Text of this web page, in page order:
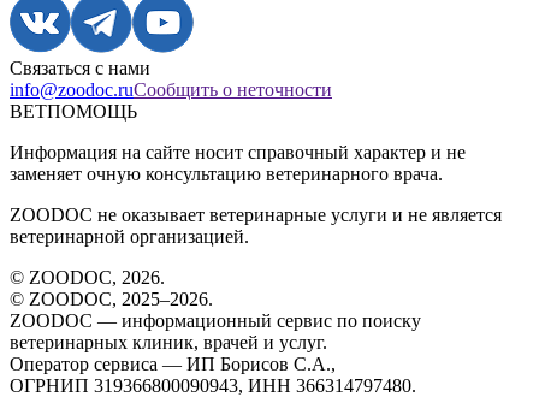
Связаться с нами
info@zoodoc.ruСообщить о неточности
ВЕТПОМОЩЬ
Информация на сайте носит справочный характер и не
заменяет очную консультацию ветеринарного врача.
ZOODOC не оказывает ветеринарные услуги и не является
ветеринарной организацией.
© ZOODOC, 2026.
© ZOODOC, 2025–2026.
ZOODOC — информационный сервис по поиску
ветеринарных клиник, врачей и услуг.
Оператор сервиса — ИП Борисов С.А.,
ОГРНИП 319366800090943, ИНН 366314797480.